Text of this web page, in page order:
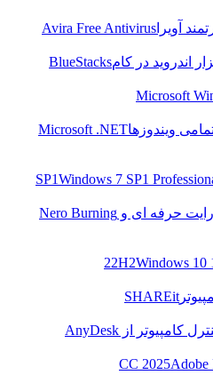
آویرا Avira Free Antivirus
اندروید در کامBlueStacks
ویندوزهاMicrosoft .NET
Windows 7 SP1
Nero Burning
Windows 10
SHAREit
کامپیوتر از AnyDesk
Adobe